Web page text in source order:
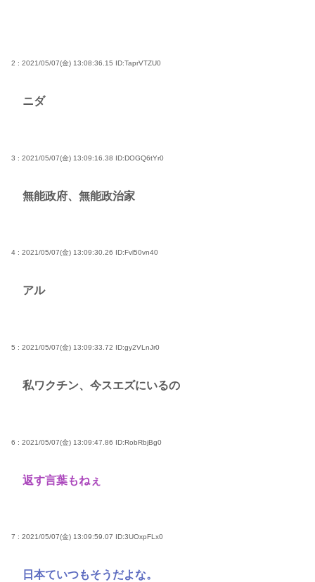
2 : 2021/05/07(金) 13:08:36.15 ID:TaprVTZU0
ニダ
3 : 2021/05/07(金) 13:09:16.38 ID:DOGQ6tYr0
無能政府、無能政治家
4 : 2021/05/07(金) 13:09:30.26 ID:Fvl50vn40
アル
5 : 2021/05/07(金) 13:09:33.72 ID:gy2VLnJr0
私ワクチン、今スエズにいるの
6 : 2021/05/07(金) 13:09:47.86 ID:RobRbjBg0
返す言葉もねぇ
7 : 2021/05/07(金) 13:09:59.07 ID:3UOxpFLx0
日本ていつもそうだよな。